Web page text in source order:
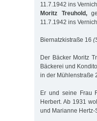
11.7.1942 ins
Moritz Treuhold,
11.7.1942 ins
Biernatzkistraße 16
Der Bäcker Moritz
Bäckerei und
in der Mühlenstraße
Er und seine Frau
Herbert. Ab 1931
und Marianne